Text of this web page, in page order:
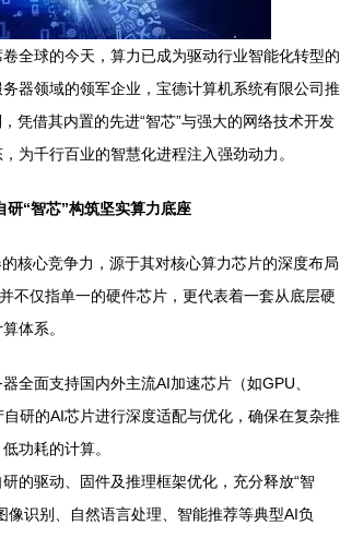
全球的今天，算力已成为驱动行业智能化转型的
器领域的领军企业，宝德计算机系统有限公司推
凭借其内置的先进“智芯”与强大的网络技术开发
为千行百业的智慧化进程注入强劲动力。
研“智芯”构筑坚实算力底座
核心竞争力，源于其对核心算力芯片的深度布局
不仅指单一的硬件芯片，更代表着一套从底层硬
体系。
全面支持国内外主流AI加速芯片（如GPU、
研的AI芯片进行深度适配与优化，确保在复杂推
功耗的计算。
的驱动、固件及推理框架优化，充分释放“智
像识别、自然语言处理、智能推荐等典型AI负